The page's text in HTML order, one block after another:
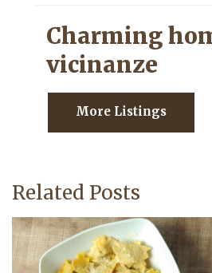
Charming
vicinanze
More Listings
Related Posts